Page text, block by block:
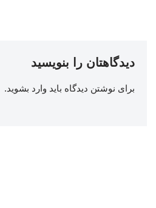
دیدگاهتان را بنویسید
برای نوشتن دیدگاه باید وارد بشوید.